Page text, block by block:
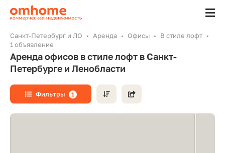
Санкт-Петербург и ЛО Аренда Офисы
В стиле лофт
1 объявление
Аренда офисов в стиле лофт в Санкт-
Петербурге и Ленобласти
Фильтры 1